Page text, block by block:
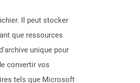
Il peut stocker
que ressources
unique pour
convertir vos
tels que Microsoft